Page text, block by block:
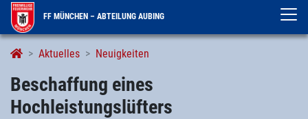
FF MÜNCHEN – ABTEILUNG AUBING
Aktuelles Neuigkeiten
Beschaffung eines
Hochleistungslüfters